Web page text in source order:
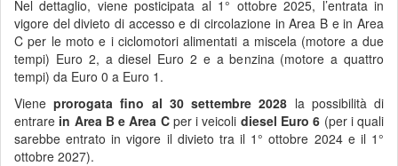
Nel dettaglio, viene posticipata al 1° ottobre 2025, l’entrata in
vigore del divieto di accesso e di circolazione in Area B e in Area
C per le moto e i ciclomotori alimentati a miscela (motore a due
tempi) Euro 2, a diesel Euro 2 e a benzina (motore a quattro
tempi) da Euro 0 a Euro 1.
Vieneprorogata fino al 30 settembre 2028 la possibilità di
entrare in Area B e Area Cper i veicoli diesel Euro 6 (per i quali
sarebbe entrato in vigore il divieto tra il 1° ottobre 2024 e il 1°
ottobre 2027).